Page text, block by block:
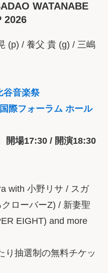
WATANABE
2026
(p) / 養父 貴 (g) / 三嶋
谷音楽祭
際フォーラム ホール
開場17:30 / 開演18:30
with 小野リサ / スガ
ローバーZ) / 新妻聖
EIGHT) and more
抽選制の無料チケッ